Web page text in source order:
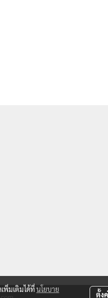
พิ่มเติมได้ที่นโยบาย
ตั้ง